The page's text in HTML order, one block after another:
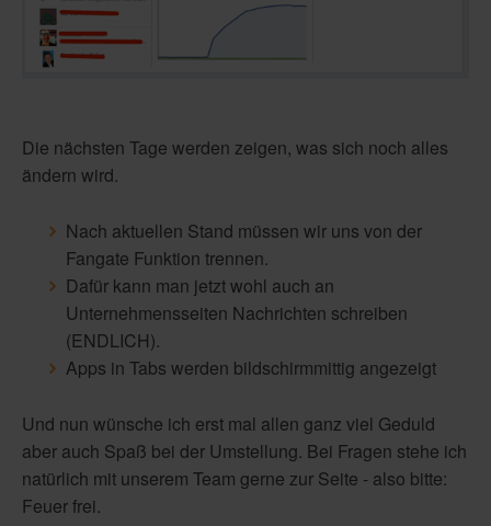
Die nächsten Tage werden zeigen, was sich noch alles
ändern wird.
Nach aktuellen Stand müssen wir uns von der
Fangate Funktion trennen.
Dafür kann man jetzt wohl auch an
Unternehmensseiten Nachrichten schreiben
(ENDLICH).
Apps in Tabs werden bildschirmmittig angezeigt
Und nun wünsche ich erst mal allen ganz viel Geduld
aber auch Spaß bei der Umstellung. Bei Fragen stehe ich
natürlich mit unserem Team gerne zur Seite - also bitte:
Feuer frei.